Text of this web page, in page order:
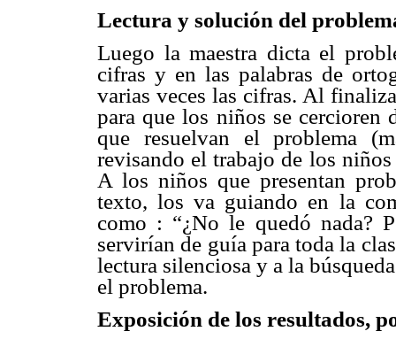
Lectura y solución del
Luego la maestra dicta el
cifras y en las palabras de
varias veces las cifras. Al
para que los niños se cercioren
que resuelvan el problema
revisando el trabajo de los
A los niños que presentan
texto, los va guiando en la
como : “¿No le quedó nada?
servirían de guía para toda la
lectura silenciosa y a la
el problema.
Exposición de los resultados,